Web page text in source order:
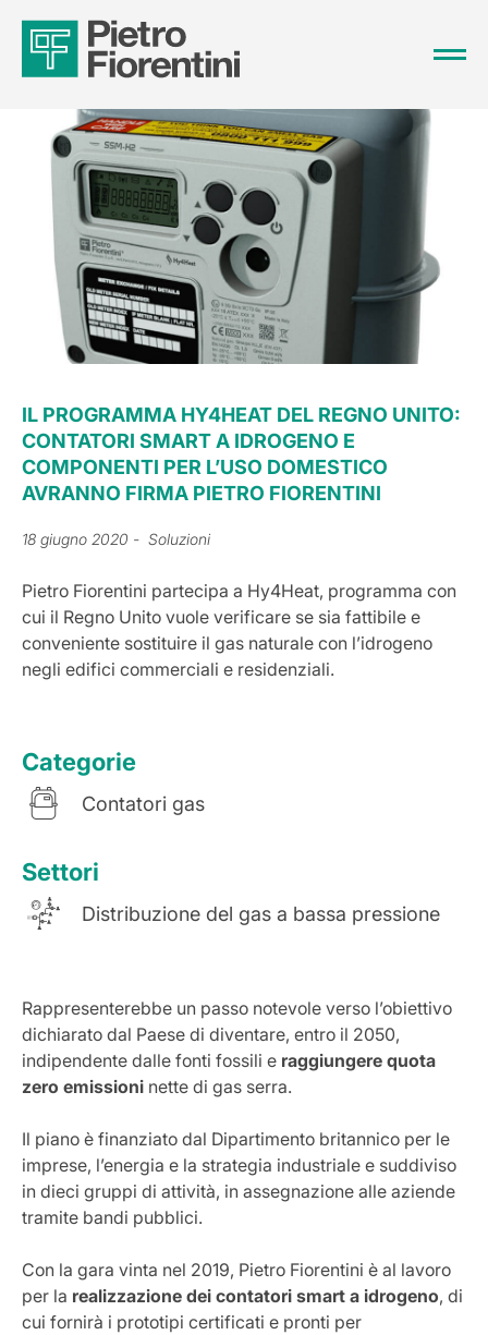
IL PROGRAMMA HY4HEAT DEL REGNO UNITO:
CONTATORI SMART A IDROGENO E
COMPONENTI PER L’USO DOMESTICO
AVRANNO FIRMA PIETRO FIORENTINI
18 giugno 2020 - Soluzioni
Pietro Fiorentini partecipa a Hy4Heat, programma con
cui il Regno Unito vuole verificare se sia fattibile e
conveniente sostituire il gas naturale con l’idrogeno
negli edifici commerciali e residenziali.
Categorie
Contatori gas
Settori
Distribuzione del gas a bassa pressione
Rappresenterebbe un passo notevole verso l’obiettivo
dichiarato dal Paese di diventare, entro il 2050,
indipendente dalle fonti fossili e raggiungere quota
zero emissioni nette di gas serra.
Il piano è finanziato dal Dipartimento britannico per le
imprese, l’energia e la strategia industriale e suddiviso
in dieci gruppi di attività, in assegnazione alle aziende
tramite bandi pubblici.
Con la gara vinta nel 2019, Pietro Fiorentini è al lavoro
per la realizzazione dei contatori smart a idrogeno, di
cui fornirà i prototipi certificati e pronti per